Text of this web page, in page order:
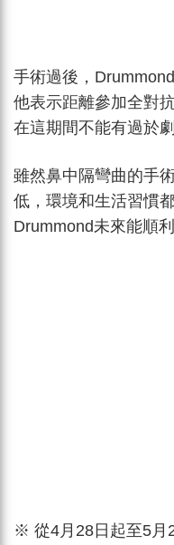
手術過後，
他表示距離參加全對
在這期間不能有過於
雖然鼻中隔彎曲的手
低，環境和生活習慣
Drummond未來能順
※ 從4月28日起至5月